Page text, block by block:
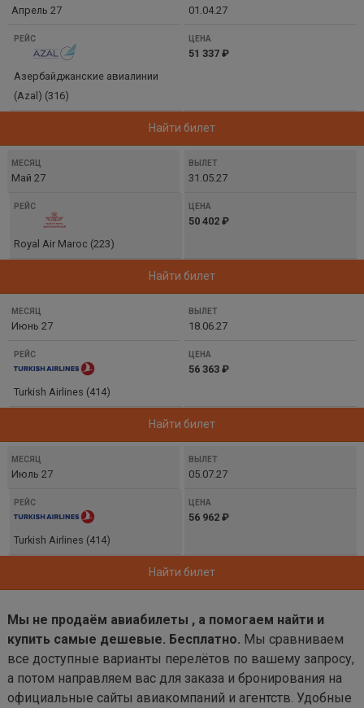
Апрель 27 01.04.27
Азербайджанские авиалинии
(Azal) (316)
51 337 ₽
Найти билет
Май 27 31.05.27
Royal Air Maroc (223)
50 402 ₽
Найти билет
Июнь 27 18.06.27
Turkish Airlines (414)
56 363 ₽
Найти билет
Июль 27 05.07.27
Turkish Airlines (414)
56 962 ₽
Найти билет
Мы не продаём авиабилеты , а помогаем найти и
купить самые дешевые. Бесплатно. Мы сравниваем
все доступные варианты перелётов по вашему запросу,
а потом направляем вас для заказа и бронирования на
официальные сайты авиакомпаний и агентств. Удобные